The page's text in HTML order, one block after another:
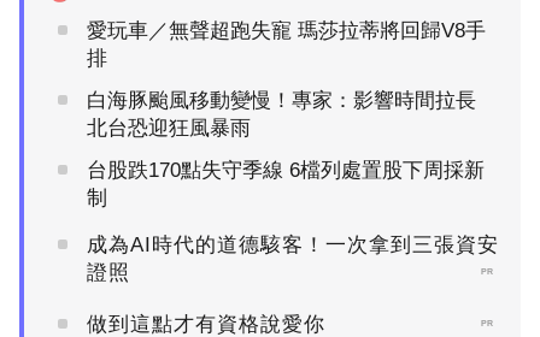
愛玩車／無聲超跑失寵 瑪莎拉蒂將回歸V8手
排
白海豚颱風移動變慢！專家：影響時間拉長
北台恐迎狂風暴雨
台股跌170點失守季線 6檔列處置股下周採新
制
成為AI時代的道德駭客！一次拿到三張資安
證照
PR
做到這點才有資格說愛你 PR